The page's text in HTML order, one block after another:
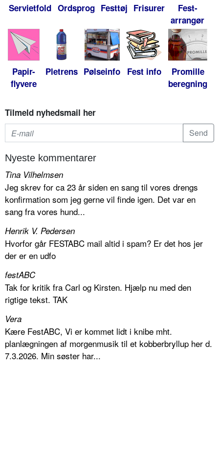
Servietfold Ordsprog Festtøj Frisurer
Fest-
arrangør
Papir-
flyvere
Pletrens Pølseinfo Fest info
Promille
beregning
Tilmeld nyhedsmail her
Nyeste kommentarer
Tina Vilhelmsen
Jeg skrev for ca 23 år siden en sang til vores drengs
konfirmation som jeg gerne vil finde igen. Det var en
sang fra vores hund...
Henrik V. Pedersen
Hvorfor går FESTABC mail altid i spam? Er det hos jer
der er en udfo
festABC
Tak for kritik fra Carl og Kirsten. Hjælp nu med den
rigtige tekst. TAK
Vera
Kære FestABC, Vi er kommet lidt i knibe mht.
planlægningen af morgenmusik til et kobberbryllup her d.
7.3.2026. Min søster har...